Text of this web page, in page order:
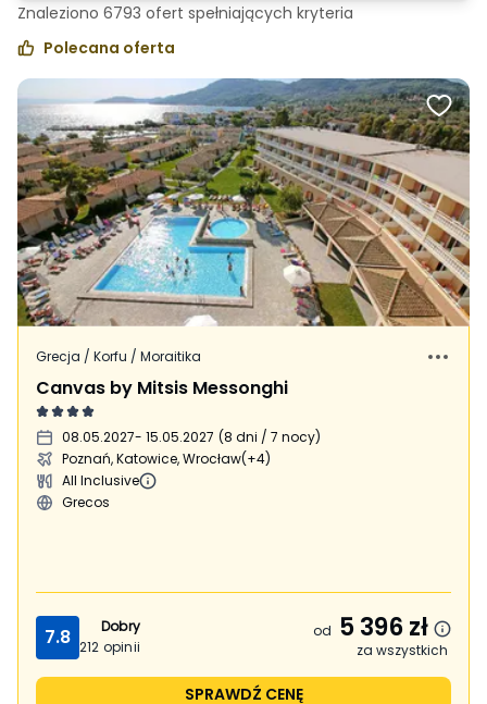
Znaleziono 6793 ofert spełniających kryteria
Polecana oferta
Grecja / Korfu / Moraitika
Canvas by Mitsis Messonghi
08.05.2027- 15.05.2027 (8 dni / 7 nocy)
Poznań, Katowice, Wrocław(+4)
All Inclusive
Grecos
7.8
Dobry
212 opinii
od 5 396zł
za wszystkich
SPRAWDŹ CENĘ